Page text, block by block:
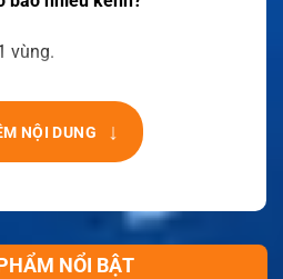
vùng.
NỘI DUNG ↓
NỔI BẬT